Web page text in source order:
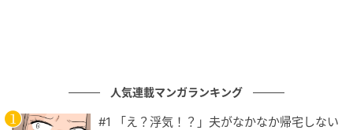
人気連載マンガランキング
#1 「え？浮気！？」夫がなかなか帰宅しない